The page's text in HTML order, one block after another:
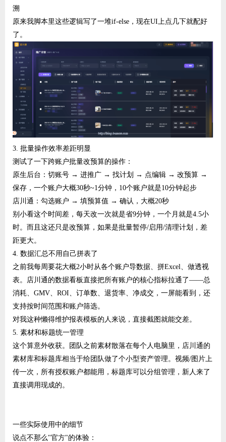
溯
原来我脚本里这些逻辑写了一堆if-else，现在UI上点几下就配好
了。
3. 批量操作效率差距明显
测试了一下跨账户批量改预算的操作：
原生后台：切账号 → 进推广 → 找计划 → 点编辑 → 改预算 →
保存，一个账户大概30秒~1分钟，10个账户就是10分钟起步
店川通：勾选账户 → 填预算值 → 确认，大概20秒
别小看这个时间差，每天改一次就是省9分钟，一个月就是4.5小
时。而且这还只是改预算，如果是批量暂停/启用/清理计划，差
距更大。
4. 数据汇总不用自己拼表了
之前我每周要花大概2小时从各个账户导数据、拼Excel、做透视
表。店川通的数据看板直接把所有账户的核心指标拉通了——总
消耗、GMV、ROI、订单数、退货率、净成交，一屏能看到，还
支持按时间范围和账户筛选。
对我这种懒得维护报表模板的人来说，直接截图就能交差。
5. 素材和标题统一管理
这个算意外收获。团队之前素材散落在每个人电脑里，店川通的
素材库和标题库相当于给团队做了个小型资产管理。视频/图片上
传一次，所有授权账户都能用，标题库可以分组管理，新人来了
直接调用现成的。
一些实际使用中的细节
说点不那么"官方"的体验：